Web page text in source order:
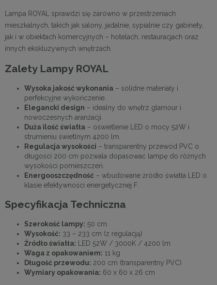
Lampa ROYAL sprawdzi się zarówno w przestrzeniach
mieszkalnych, takich jak salony, jadalnie, sypialnie czy gabinety,
jak i w obiektach komercyjnych – hotelach, restauracjach oraz
innych ekskluzywnych wnętrzach.
Zalety Lampy ROYAL
Wysoka jakość wykonania – solidne materiały i
perfekcyjne wykończenie.
Elegancki design – idealny do wnętrz glamour i
nowoczesnych aranżacji.
Duża ilość światła – oświetlenie LED o mocy 52W i
strumieniu świetlnym 4200 lm.
Regulacja wysokości – transparentny przewód PVC o
długości 200 cm pozwala dopasować lampę do różnych
wysokości pomieszczeń.
Energooszczędność – wbudowane źródło światła LED o
klasie efektywności energetycznej F.
Specyfikacja Techniczna
Szerokość lampy: 50 cm
Wysokość: 33 – 233 cm (z regulacją)
Źródło światła: LED 52W / 3000K / 4200 lm
Waga z opakowaniem: 11 kg
Długość przewodu: 200 cm (transparentny PVC)
Wymiary opakowania: 60 x 60 x 26 cm